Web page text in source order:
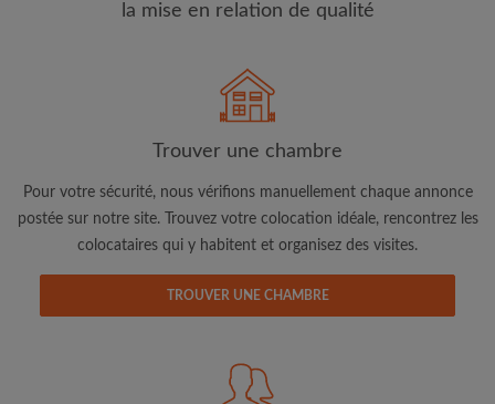
Adresse email
et ai pris connaissance de la
la mise en relation de qualité
Trouver une chambre
Pour votre sécurité, nous vérifions manuellement chaque annonce
postée sur notre site. Trouvez votre colocation idéale, rencontrez les
colocataires qui y habitent et organisez des visites.
TROUVER UNE CHAMBRE